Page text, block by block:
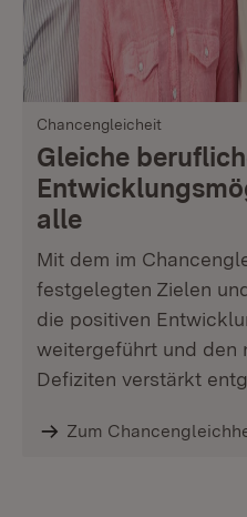
Chancengleicheit
Gleiche
alle
Mit dem im
festgelegten Zielen
die positiven
weitergeführt und den
Defiziten verstärkt
Zum